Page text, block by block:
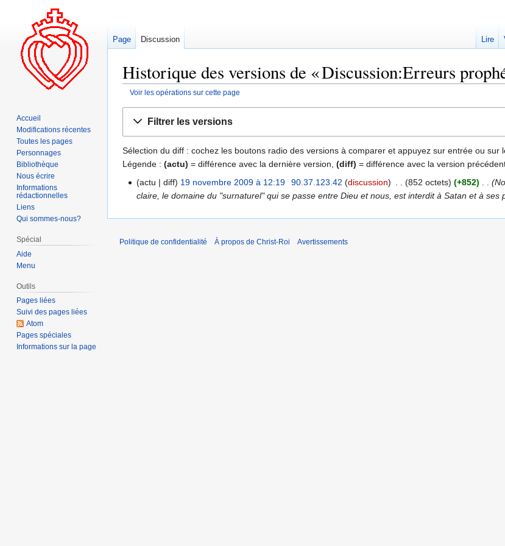
Historique des versions de « Discussion:Erreurs
Voir les opérations sur cette page
navigation
recherche
Filtrer les versions
Sélection du diff : cochez les boutons radio des versions à comparer et appuyez sur entrée ou sur
Légende : (actu) = différence avec la dernière version, (diff) = différence avec la version
actu
diff 19 novembre 2009 à 12:19 90.37.123.42 discussion 852 octets +852
claire, le domaine du "surnaturel" qui se passe entre Dieu et nous, est interdit à Satan et à ses
Page Discussion Lire
Accueil
Modifications récentes
Toutes les pages
Personnages
Bibliothèque
Nous écrire
Informations
rédactionnelles
Liens
Qui sommes-nous?
Spécial
Aide
Menu
Outils
Pages liées
Suivi des pages liées
Atom
Pages spéciales
Informations sur la page
Politique de confidentialité À propos de Christ-Roi Avertissements